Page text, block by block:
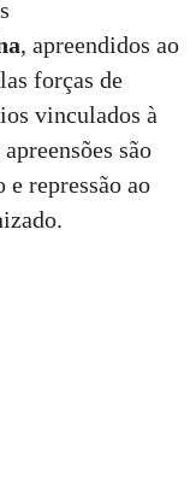
, apreendidos ao
forças de
vinculados à
são
e repressão ao